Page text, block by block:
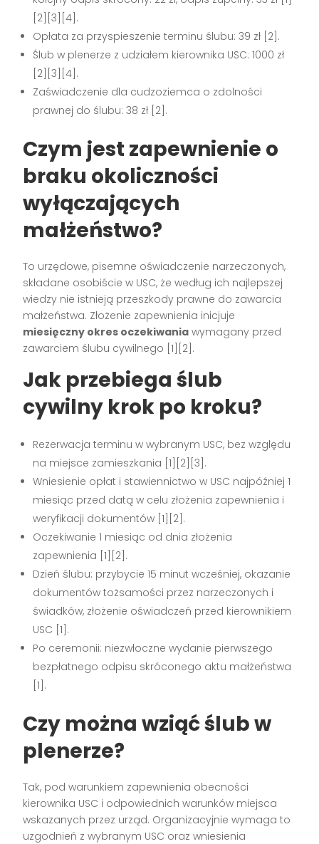
[2][3][4].
Opłata za przyspieszenie terminu ślubu: 39 zł [2].
Ślub w plenerze z udziałem kierownika USC: 1000 zł
[2][3][4].
Zaświadczenie dla cudzoziemca o zdolności
prawnej do ślubu: 38 zł [2].
Czym jest zapewnienie o
braku okoliczności
wyłączających
małżeństwo?
To urzędowe, pisemne oświadczenie narzeczonych,
składane osobiście w USC, że według ich najlepszej
wiedzy nie istnieją przeszkody prawne do zawarcia
małżeństwa. Złożenie zapewnienia inicjuje
miesięczny okres oczekiwania wymagany przed
zawarciem ślubu cywilnego [1][2].
Jak przebiega ślub
cywilny krok po kroku?
Rezerwacja terminu w wybranym USC, bez względu
na miejsce zamieszkania [1][2][3].
Wniesienie opłat i stawiennictwo w USC najpóźniej 1
miesiąc przed datą w celu złożenia zapewnienia i
weryfikacji dokumentów [1][2].
Oczekiwanie 1 miesiąc od dnia złożenia
zapewnienia [1][2].
Dzień ślubu: przybycie 15 minut wcześniej, okazanie
dokumentów tożsamości przez narzeczonych i
świadków, złożenie oświadczeń przed kierownikiem
USC [1].
Po ceremonii: niezwłoczne wydanie pierwszego
bezpłatnego odpisu skróconego aktu małżeństwa
[1].
Czy można wziąć ślub w
plenerze?
Tak, pod warunkiem zapewnienia obecności
kierownika USC i odpowiednich warunków miejsca
wskazanych przez urząd. Organizacyjnie wymaga to
uzgodnień z wybranym USC oraz wniesienia